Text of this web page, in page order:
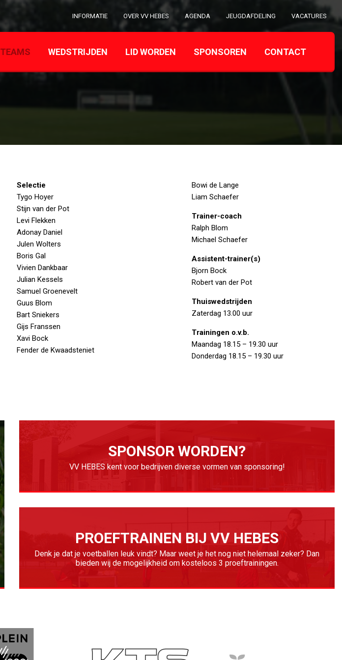
INFORMATIE OVER VV HEBES AGENDA JEUGDAFDELING VACATURES
TEAMS WEDSTRIJDEN LID WORDEN SPONSOREN CONTACT
Selectie
Tygo Hoyer
Stijn van der Pot
Levi Flekken
Adonay Daniel
Julen Wolters
Boris Gal
Vivien Dankbaar
Julian Kessels
Samuel Groenevelt
Guus Blom
Bart Sniekers
Gijs Franssen
Xavi Bock
Fender de Kwaadsteniet
Bowi de Lange
Liam Schaefer
Trainer-coach
Ralph Blom
Michael Schaefer
Assistent-trainer(s)
Bjorn Bock
Robert van der Pot
Thuiswedstrijden
Zaterdag 13.00 uur
Trainingen o.v.b.
Maandag 18.15 – 19.30 uur
Donderdag 18.15 – 19.30 uur
SPONSOR WORDEN?
VV HEBES kent voor bedrijven diverse vormen van sponsoring!
PROEFTRAINEN BIJ VV HEBES
Denk je dat je voetballen leuk vindt? Maar weet je het nog niet helemaal zeker? Dan
bieden wij de mogelijkheid om kosteloos 3 proeftrainingen.